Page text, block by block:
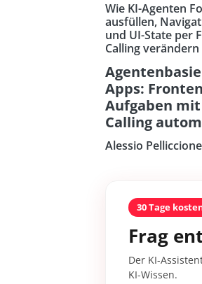
Wie KI-Agenten
ausfüllen,
und UI-State per
Calling verändern
Apps:
Aufgaben
Calling
Alessio Pelliccione
30 Tage
Frag
Der KI-
KI-Wissen.